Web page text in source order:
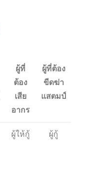
ผู้ที่
ต้อง
เสีย
อากร
ผู้ที่ต้อง
ขีดฆ่า
แสตมป์
ผู้ให้กู้ ผู้กู้